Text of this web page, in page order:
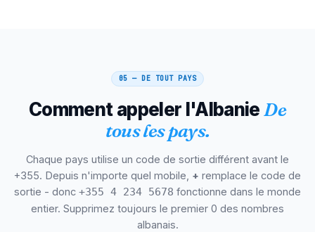
+355-218
Burrel +355-217 CET/CEST
+355-511
Gramsh +355-513 CET/CEST
Permet +355-813 CET/CEST
Ksamil (Côte d'Azur)
05 — DE TOUT PAYS
Comment appeler l'Albanie De
tous les pays.
Chaque pays utilise un code de sortie différent avant le
+355. Depuis n'importe quel mobile, + remplace le code de
sortie - donc +355 4 234 5678 fonctionne dans le monde
entier. Supprimez toujours le premier 0 des nombres
albanais.